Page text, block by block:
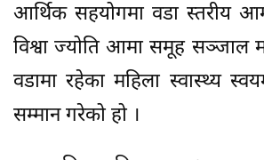
आर्थिक सहयोगमा वडा स्तरीय
विश्वा ज्योति आमा समूह सञ्जाल
वडामा रहेका महिला स्वास्थ्य
सम्मान गरेको हो ।